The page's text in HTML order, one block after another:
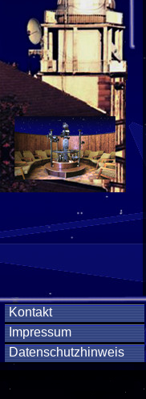
Kontakt
Impressum
Datenschutzhinweis